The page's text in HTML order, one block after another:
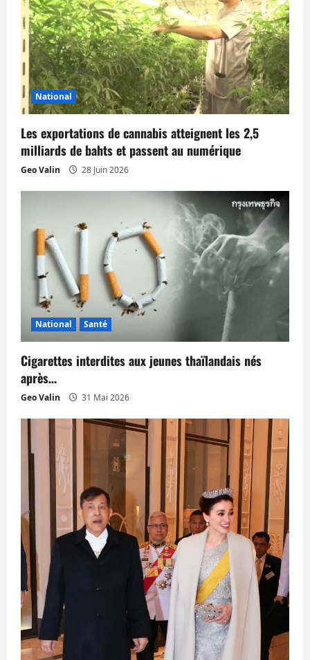
n
d
’
a
r
t
National
Les exportations de cannabis atteignent les 2,5
milliards de bahts et passent au numérique
Geo Valin 28 Juin 2026
National Santé
Cigarettes interdites aux jeunes thaïlandais nés
après…
Geo Valin 31 Mai 2026